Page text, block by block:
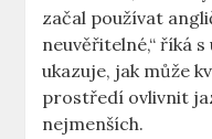
začal používat
neuvěřitelné,“ říká
ukazuje, jak může
prostředí ovlivnit
nejmenších.